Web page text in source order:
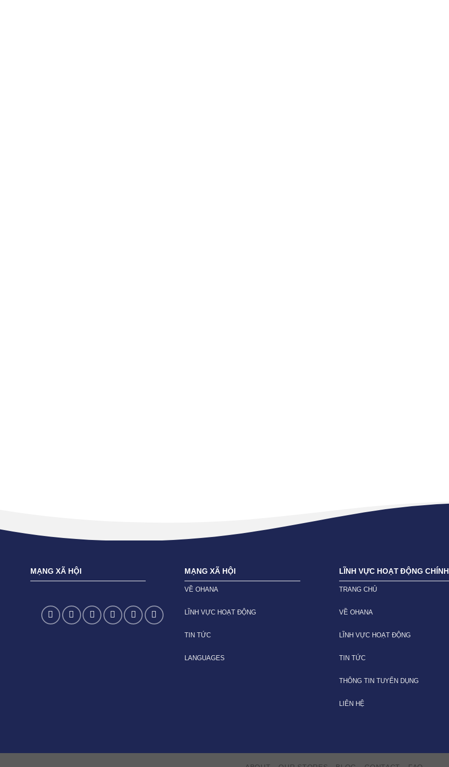
MẠNG XÃ HỘI MẠNG XÃ HỘI
VỀ OHANA
LĨNH VỰC HOẠT ĐỘNG
TIN TỨC
LANGUAGES
LĨNH VỰC HOẠT ĐỘNG CHÍNH
TRANG CHỦ
VỀ OHANA
LĨNH VỰC HOẠT ĐỘNG
TIN TỨC
THÔNG TIN TUYỂN DỤNG
LIÊN HỆ